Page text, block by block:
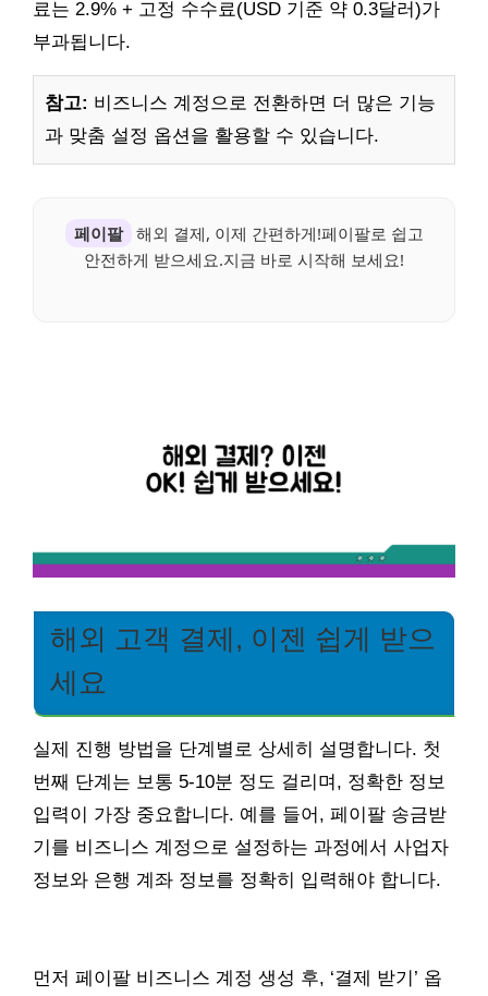
료는 2.9% + 고정 수수료(USD 기준 약 0.3달러)가
부과됩니다.
참고: 비즈니스 계정으로 전환하면 더 많은 기능
과 맞춤 설정 옵션을 활용할 수 있습니다.
페이팔
해외 결제, 이제 간편하게!페이팔로 쉽고
안전하게 받으세요.지금 바로 시작해 보세요!
해외 고객 결제, 이젠 쉽게 받으
세요
실제 진행 방법을 단계별로 상세히 설명합니다. 첫
번째 단계는 보통 5-10분 정도 걸리며, 정확한 정보
입력이 가장 중요합니다. 예를 들어, 페이팔 송금받
기를 비즈니스 계정으로 설정하는 과정에서 사업자
정보와 은행 계좌 정보를 정확히 입력해야 합니다.
먼저 페이팔 비즈니스 계정 생성 후, ‘결제 받기’ 옵